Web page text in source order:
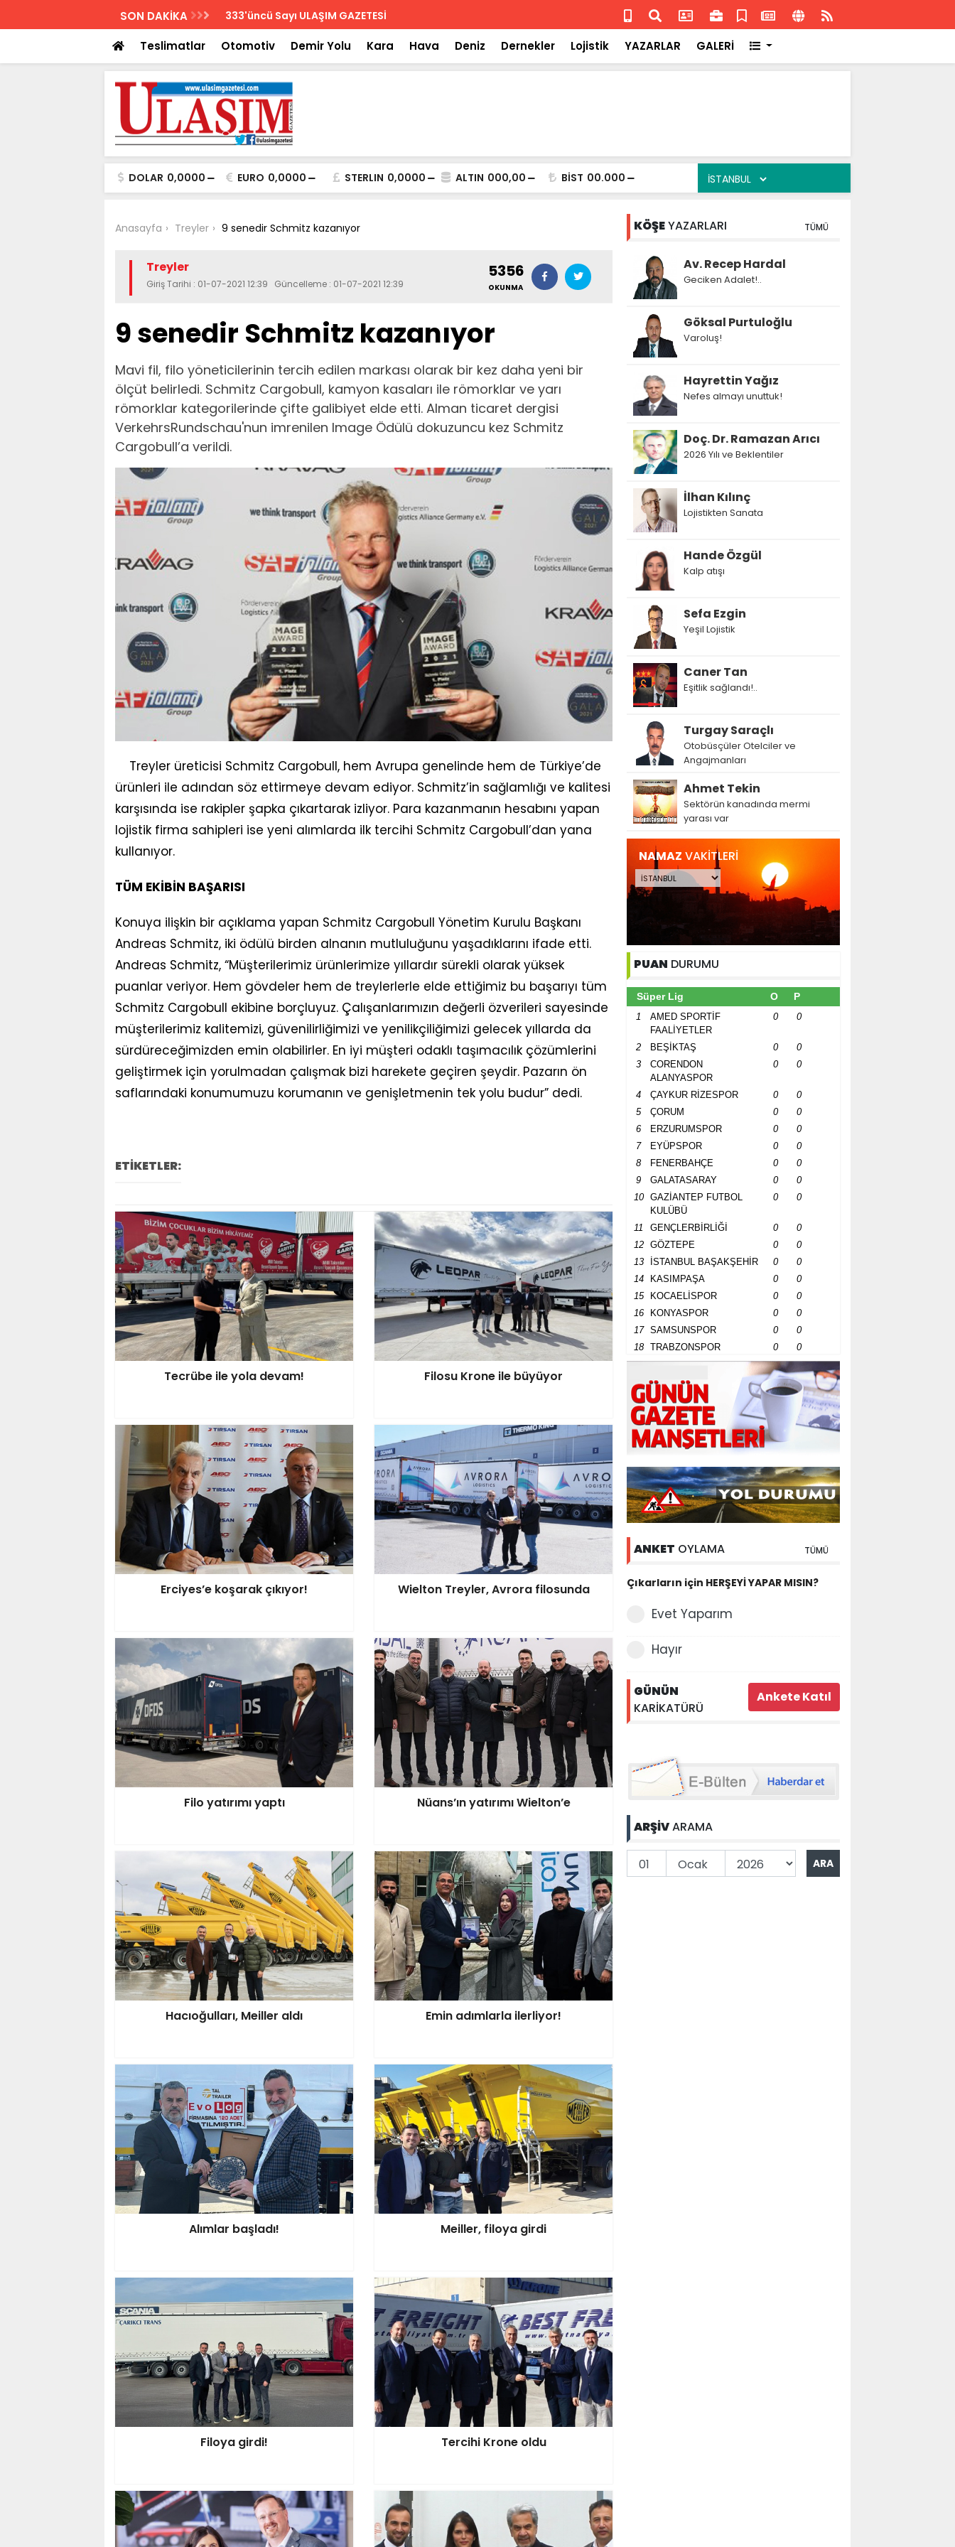
SON DAKİKA Biletler 12 saatte iade Isuzu'nun Fransa'daki başarısı
Teslimatlar Otomotiv Demir Yolu Kara Hava Deniz Dernekler Lojistik YAZARLAR GALERİ
DOLAR 0,0000 EURO 0,0000 STERLIN 0,0000 ALTIN 000,00 BİST 00.000
Anasayfa Treyler 9 senedir Schmitz kazanıyor
Treyler
Giriş Tarihi : 01-07-2021 12:39 Güncelleme : 01-07-2021 12:39
5356
OKUNMA
9 senedir Schmitz kazanıyor
Mavi fil, filo yöneticilerinin tercih edilen markası olarak bir kez daha yeni bir
ölçüt belirledi. Schmitz Cargobull, kamyon kasaları ile römorklar ve yarı
römorklar kategorilerinde çifte galibiyet elde etti. Alman ticaret dergisi
VerkehrsRundschau'nun imrenilen Image Ödülü dokuzuncu kez Schmitz
Cargobull’a verildi.
Treyler üreticisi Schmitz Cargobull, hem Avrupa genelinde hem de Türkiye’de
ürünleri ile adından söz ettirmeye devam ediyor. Schmitz’in sağlamlığı ve kalitesi
karşısında ise rakipler şapka çıkartarak izliyor. Para kazanmanın hesabını yapan
lojistik firma sahipleri ise yeni alımlarda ilk tercihi Schmitz Cargobull’dan yana
kullanıyor.
TÜM EKİBİN BAŞARISI
Konuya ilişkin bir açıklama yapan Schmitz Cargobull Yönetim Kurulu Başkanı
Andreas Schmitz, iki ödülü birden alnanın mutluluğunu yaşadıklarını ifade etti.
Andreas Schmitz, “Müşterilerimiz ürünlerimize yıllardır sürekli olarak yüksek
puanlar veriyor. Hem gövdeler hem de treylerlerle elde ettiğimiz bu başarıyı tüm
Schmitz Cargobull ekibine borçluyuz. Çalışanlarımızın değerli özverileri sayesinde
müşterilerimiz kalitemizi, güvenilirliğimizi ve yenilikçiliğimizi gelecek yıllarda da
sürdüreceğimizden emin olabilirler. En iyi müşteri odaklı taşımacılık çözümlerini
geliştirmek için yorulmadan çalışmak bizi harekete geçiren şeydir. Pazarın ön
saflarındaki konumumuzu korumanın ve genişletmenin tek yolu budur” dedi.
ETİKETLER:
Tecrübe ile yola devam! Filosu Krone ile büyüyor
Erciyes’e koşarak çıkıyor! Wielton Treyler, Avrora filosunda
Filo yatırımı yaptı Nüans’ın yatırımı Wielton’e
Hacıoğulları, Meiller aldı Emin adımlarla ilerliyor!
Alımlar başladı! Meiller, filoya girdi
Filoya girdi! Tercihi Krone oldu
KÖŞEYAZARLARI TÜMÜ
Av. Recep Hardal
Geciken Adalet!..
Göksal Purtuloğlu
Varoluş!
Hayrettin Yağız
Nefes almayı unuttuk!
Doç. Dr. Ramazan Arıcı
2026 Yılı ve Beklentiler
İlhan Kılınç
Lojistikten Sanata
Hande Özgül
Kalp atışı
Sefa Ezgin
Yeşil Lojistik
Caner Tan
Eşitlik sağlandı!..
Turgay Saraçlı
Otobüsçüler Otelciler ve
Angajmanları
Ahmet Tekin
Sektörün kanadında mermi
yarası var
NAMAZ VAKİTLERİ
PUAN DURUMU
Süper Lig O P
1
AMED SPORTİF
FAALİYETLER
0 0
2 BEŞİKTAŞ 0
0
3
CORENDON
ALANYASPOR
0 0
4 ÇAYKUR RİZESPOR 0
0
5
ÇORUM 0
0
6
ERZURUMSPOR 0
0
7
EYÜPSPOR 0
0
8
FENERBAHÇE 0
0
9
GALATASARAY 0
0
10
GAZİANTEP FUTBOL
KULÜBÜ
0 0
11 GENÇLERBİRLİĞİ 0
0
12
GÖZTEPE 0
0
13
İSTANBUL BAŞAKŞEHİR 0
0
14
KASIMPAŞA 0
0
15
KOCAELİSPOR 0
0
16
KONYASPOR 0
0
17
SAMSUNSPOR 0
0
18
TRABZONSPOR 0 0
ANKET OYLAMA TÜMÜ
Çıkarların için HERŞEYİ YAPAR MISIN?
Evet Yaparım
Hayır
GÜNÜN
KARİKATÜRÜ
ARŞİVARAMA